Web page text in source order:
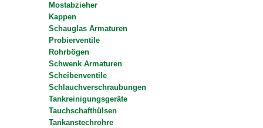
Mostabzieher
Kappen
Schauglas Armaturen
Probierventile
Rohrbögen
Schwenk Armaturen
Scheibenventile
Schlauchverschraubungen
Tankreinigungsgeräte
Tauchschafthülsen
Tankanstechrohre